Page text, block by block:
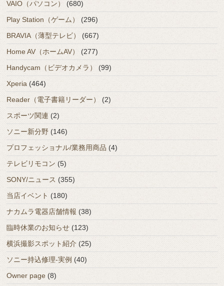
VAIO（パソコン）
(680)
Play Station（ゲーム）
(296)
BRAVIA（薄型テレビ） (667)
Home AV（ホームAV） (277)
Handycam（ビデオカメラ）
(99)
Xperia (464)
Reader（電子書籍リーダー）
(2)
スポーツ関連 (2)
ソニー新分野 (146)
プロフェッショナル/業務用商品 (4)
テレビリモコン (5)
SONY/ニュース (355)
当店イベント (180)
ナカムラ電器店舗情報 (38)
臨時休業のお知らせ (123)
横浜撮影スポット紹介 (25)
ソニー持込修理-実例 (40)
Owner page (8)